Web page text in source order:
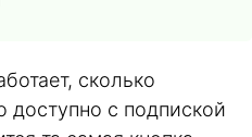
сколько
доступно с подпиской